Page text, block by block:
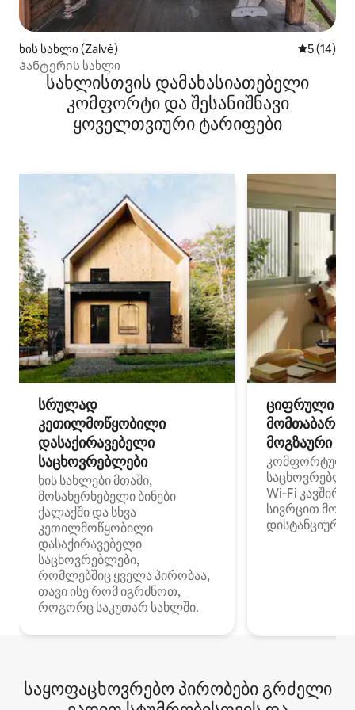
ხის სახლი (Zalvė) საშუალო
5 (14)
Ჰანტერის სახლი
სახლისთვის დამახასიათებელი
კომფორტი და შესანიშნავი
ყოველთვიური ტარიფები
სრულად
კეთილმოწყობილი
დასაქირავებელი
საცხოვრებლები
ხის სახლები მთაში,
მოსახერხებელი ბინები
ქალაქში და სხვა
კეთილმოწყობილი
დასაქირავებელი
საცხოვრებლები,
რომლებშიც ყველა პირობაა,
თავი ისე რომ იგრძნოთ,
როგორც საკუთარ სახლში.
ციფრული
მოგზაური
კომფორტული
Wi‑Fi
სივრცით
დისტანციური
საყოფაცხოვრებო პირობები გრძელი